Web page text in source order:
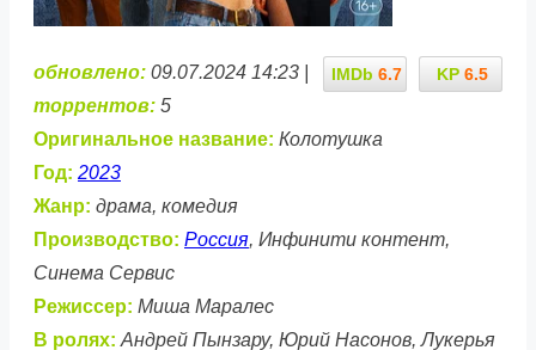
KP 6.5
IMDb 6.7
обновлено: 09.07.2024 14:23 |
торрентов: 5
Оригинальное название: Колотушка
Год: 2023
Жанр: драма, комедия
Производство: Россия, Инфинити контент,
Синема Сервис
Режиссер: Миша Маралес
В ролях: Андрей Пынзару, Юрий Насонов, Лукерья